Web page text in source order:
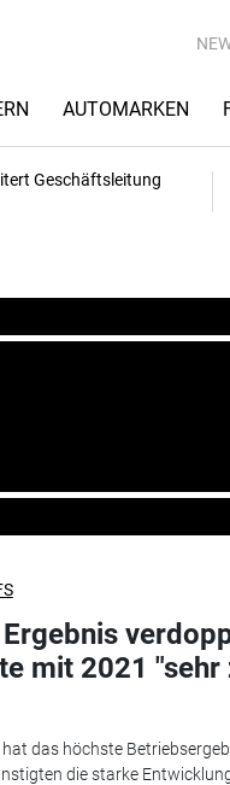
AUTOMARKEN
Geschäftsleitung
mit 2021 "sehr
das höchste
die starke